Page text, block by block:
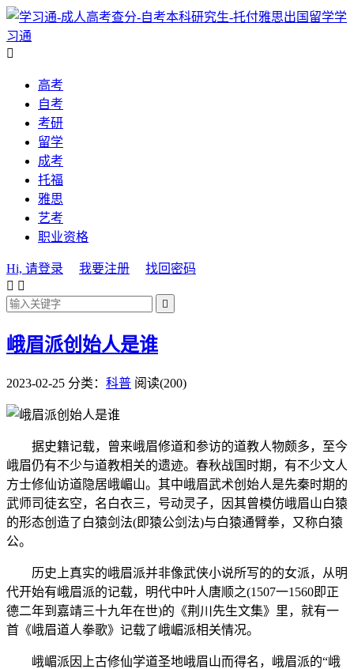
学
习通

高考
自考
考研
留学
成考
托福
雅思
艺考
职业资格
Hi, 请登录 我要注册
找回密码
 

峨眉派创始人是谁
2023-02-25 分类： 科普 阅读(200)
据史籍记载，曾来峨眉修道和参访的道教人物颇多，至今
峨眉仍有不少与道教相关的遗迹。春秋战国时期，有不少文人
方士修仙访道隐居峨嵋山。其中峨眉武术创始人是先秦时期的
武师司徒玄空，名白衣三，号动灵子，因其曾模仿峨眉山白猿
的形态创造了白猿剑法(即猿公剑法)与白猿通臂拳，又称白猿
公。
历史上真实的峨眉派并非像武侠小说所写的的女派，从明
代开始有峨眉派的记载，明代中叶人唐顺之(1507一1560即正
德二年到嘉靖三十九年在世)的《荆川先生文集》里，就有一
首《峨眉道人拳歌》记载了峨嵋派相关情况。
峨嵋派因上古修仙学道圣地峨眉山而得名，峨眉派的“峨